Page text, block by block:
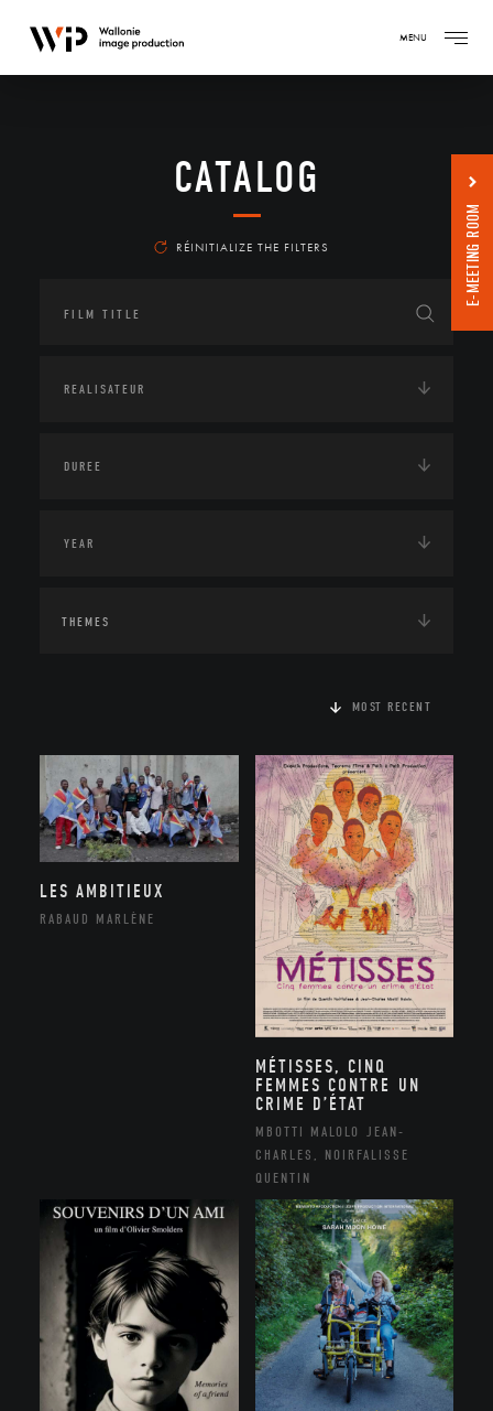
MENU
CATALOG
RÉINITIALIZE THE FILTERS
THEMES
MOST RECENT
LES AMBITIEUX
RABAUD MARLÈNE
MÉTISSES, CINQ
FEMMES CONTRE UN
CRIME D’ÉTAT
MBOTTI MALOLO JEAN-
CHARLES, NOIRFALISSE
QUENTIN
E-MEETING ROOM